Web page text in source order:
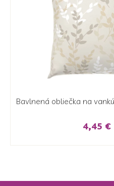
Bavlnená obliečka na
4,45 €